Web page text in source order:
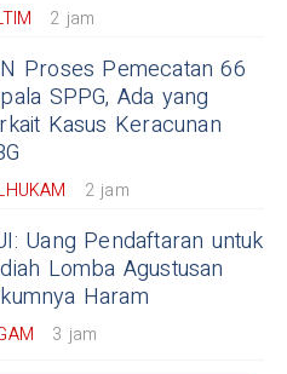
2 jam
Proses Pemecatan 66
SPPG, Ada yang
Kasus Keracunan
2 jam
Uang Pendaftaran untuk
Lomba Agustusan
Haram
3 jam